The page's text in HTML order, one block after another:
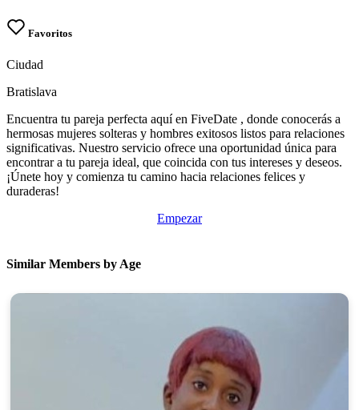
Favoritos
Ciudad
Bratislava
Encuentra tu pareja perfecta aquí en FiveDate , donde conocerás a
hermosas mujeres solteras y hombres exitosos listos para relaciones
significativas. Nuestro servicio ofrece una oportunidad única para
encontrar a tu pareja ideal, que coincida con tus intereses y deseos.
¡Únete hoy y comienza tu camino hacia relaciones felices y
duraderas!
Empezar
Similar Members by Age